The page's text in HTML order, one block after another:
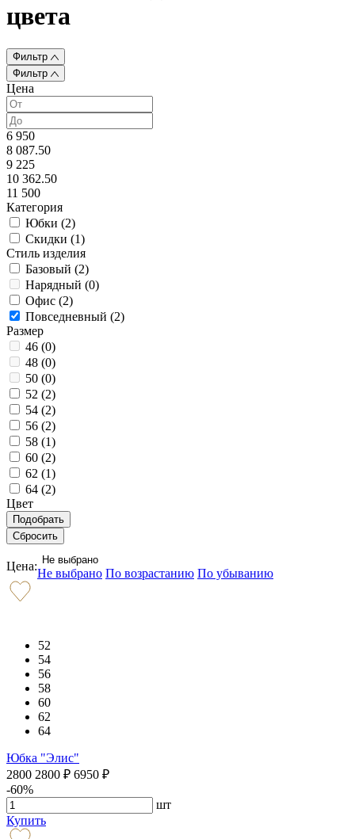
цвета
Фильтр
Фильтр
Цена
6 950
8 087.50
9 225
10 362.50
11 500
Категория
Юбки (2)
Скидки (1)
Стиль изделия
Базовый (2)
Нарядный (0)
Офис (2)
Повседневный (2)
Размер
46 (0)
48 (0)
50 (0)
52 (2)
54 (2)
56 (2)
58 (1)
60 (2)
62 (1)
64 (2)
Цвет
Цена: Не выбрано
Не выбрано По возрастанию По убыванию
52
54
56
58
60
62
64
Юбка "Элис"
2800 2800 ₽ 6950 ₽
-60%
шт
Купить